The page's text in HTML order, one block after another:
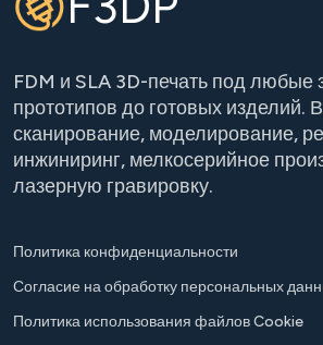
FDM и SLA 3D-печать под
прототипов до готовых изделий.
сканирование, моделирование,
инжиниринг, мелкосерийное
лазерную гравировку.
Политика конфиденциальности
Согласие на обработку персональных
Политика использования файлов Cookie